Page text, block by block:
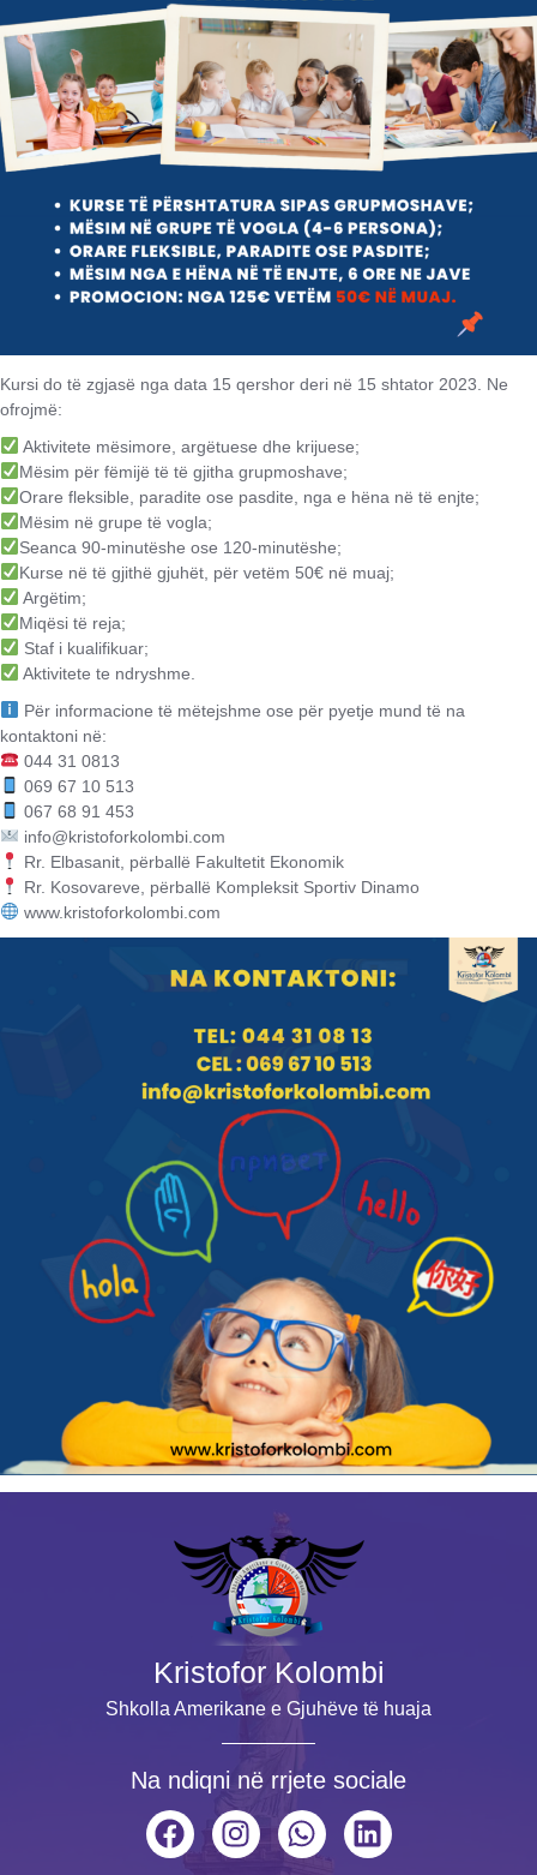
Kursi do të zgjasë nga data 15 qershor deri në 15 shtator 2023. Ne
ofrojmë:
Aktivitete mësimore, argëtuese dhe krijuese;
Mësim për fëmijë të të gjitha grupmoshave;
Orare fleksible, paradite ose pasdite, nga e hëna në të enjte;
Mësim në grupe të vogla;
Seanca 90-minutëshe ose 120-minutëshe;
Kurse në të gjithë gjuhët, për vetëm 50€ në muaj;
Argëtim;
Miqësi të reja;
Staf i kualifikuar;
Aktivitete te ndryshme.
Për informacione të mëtejshme ose për pyetje mund të na
kontaktoni në:
044 31 0813
069 67 10 513
067 68 91 453
info@kristoforkolombi.com
Rr. Elbasanit, përballë Fakultetit Ekonomik
Rr. Kosovareve, përballë Kompleksit Sportiv Dinamo
www.kristoforkolombi.com
Kristofor Kolombi
Shkolla Amerikane e Gjuhëve të huaja
Na ndiqni në rrjete sociale